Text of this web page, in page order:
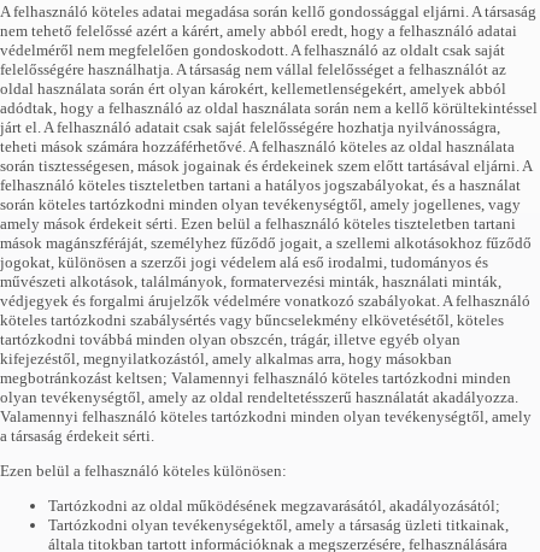
A felhasználó köteles adatai megadása során kellő gondossággal eljárni. A társaság
nem tehető felelőssé azért a kárért, amely abból eredt, hogy a felhasználó adatai
védelméről nem megfelelően gondoskodott. A felhasználó az oldalt csak saját
felelősségére használhatja. A társaság nem vállal felelősséget a felhasználót az
oldal használata során ért olyan károkért, kellemetlenségekért, amelyek abból
adódtak, hogy a felhasználó az oldal használata során nem a kellő körültekintéssel
járt el. A felhasználó adatait csak saját felelősségére hozhatja nyilvánosságra,
teheti mások számára hozzáférhetővé. A felhasználó köteles az oldal használata
során tisztességesen, mások jogainak és érdekeinek szem előtt tartásával eljárni. A
felhasználó köteles tiszteletben tartani a hatályos jogszabályokat, és a használat
során köteles tartózkodni minden olyan tevékenységtől, amely jogellenes, vagy
amely mások érdekeit sérti. Ezen belül a felhasználó köteles tiszteletben tartani
mások magánszféráját, személyhez fűződő jogait, a szellemi alkotásokhoz fűződő
jogokat, különösen a szerzői jogi védelem alá eső irodalmi, tudományos és
művészeti alkotások, találmányok, formatervezési minták, használati minták,
védjegyek és forgalmi árujelzők védelmére vonatkozó szabályokat. A felhasználó
köteles tartózkodni szabálysértés vagy bűncselekmény elkövetésétől, köteles
tartózkodni továbbá minden olyan obszcén, trágár, illetve egyéb olyan
kifejezéstől, megnyilatkozástól, amely alkalmas arra, hogy másokban
megbotránkozást keltsen; Valamennyi felhasználó köteles tartózkodni minden
olyan tevékenységtől, amely az oldal rendeltetésszerű használatát akadályozza.
Valamennyi felhasználó köteles tartózkodni minden olyan tevékenységtől, amely
a társaság érdekeit sérti.
Ezen belül a felhasználó köteles különösen:
Tartózkodni az oldal működésének megzavarásától, akadályozásától;
Tartózkodni olyan tevékenységektől, amely a társaság üzleti titkainak,
általa titokban tartott információknak a megszerzésére, felhasználására